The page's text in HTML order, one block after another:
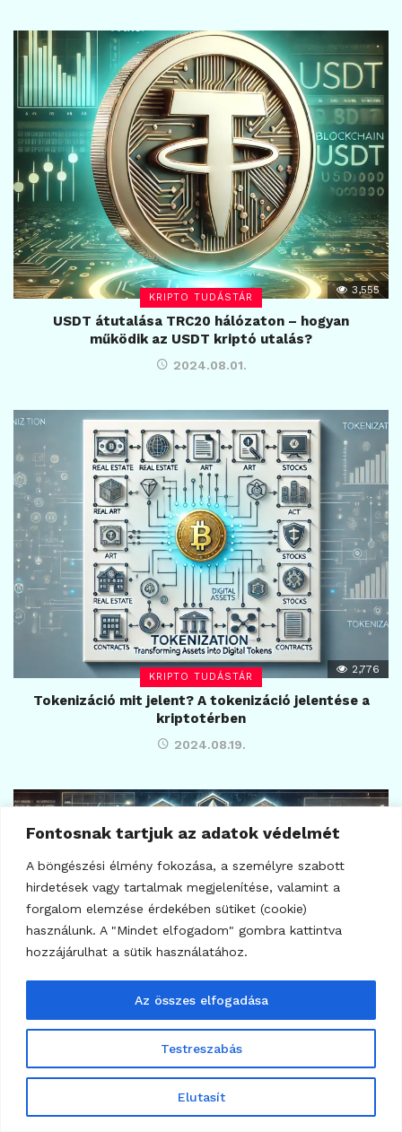
Fontosnak tartjuk az adatok védelmét
A böngészési élmény fokozása, a személyre szabott
hirdetések vagy tartalmak megjelenítése, valamint a
forgalom elemzése érdekében sütiket (cookie)
használunk. A "Mindet elfogadom" gombra kattintva
hozzájárulhat a sütik használatához.
Testreszabás
Elutasít
Az összes elfogadása
KRIPTO TUDÁSTÁR
3,555
USDT átutalása TRC20 hálózaton – hogyan
működik az USDT kriptó utalás?
2024.08.01.
KRIPTO TUDÁSTÁR
2,776
Tokenizáció mit jelent? A tokenizáció jelentése a
kriptotérben
2024.08.19.
KRIPTO TUDÁSTÁR
Mit jelent a tokenizáció, és hogyan használják
azt? A tokenizáció fogalma és alkalmazási
területei